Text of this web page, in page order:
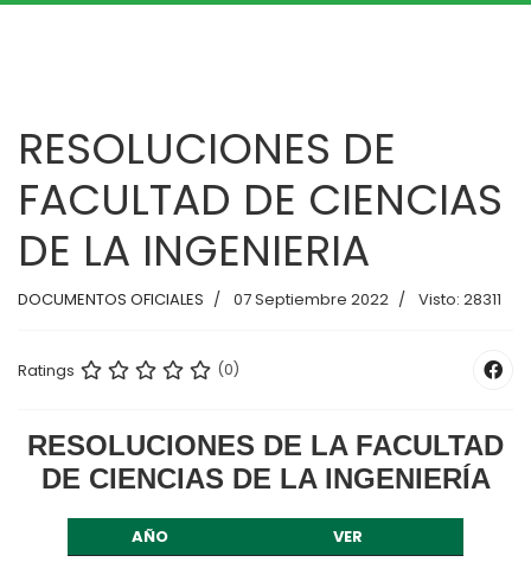
RESOLUCIONES DE
FACULTAD DE CIENCIAS
DE LA INGENIERIA
DOCUMENTOS OFICIALES 07 Septiembre 2022 Visto: 28311
Ratings (0)
RESOLUCIONES DE LA FACULTAD
DE CIENCIAS DE LA INGENIERÍA
AÑO
VER